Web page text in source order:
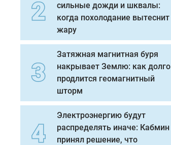
сильные дожди и шквалы:
когда похолодание вытеснит
жару
Затяжная магнитная буря
накрывает Землю: как долго
продлится геомагнитный
шторм
Электроэнергию будут
распределять иначе: Кабмин
принял решение, что